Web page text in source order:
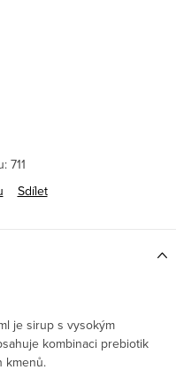
711
Sdílet
je sirup s vysokým
kombinaci prebiotik
kmenů.